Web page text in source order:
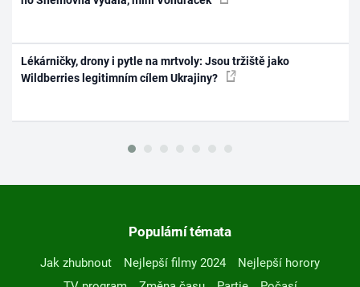
Lékárničky, drony i pytle na mrtvoly: Jsou tržiště jako
Wildberries legitimním cílem Ukrajiny?
Populární témata
Jak zhubnout Nejlepší filmy 2024
Nejlepší horory